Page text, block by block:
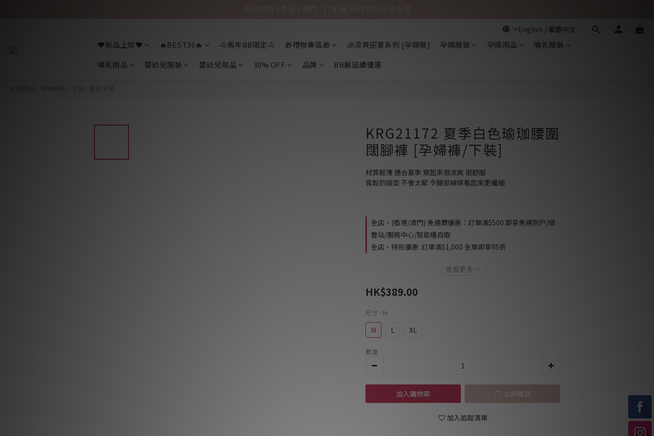
❤️新品上架❤️ 🔥BEST30🔥 🐴馬年BB限定🐴 🎁禮物專區🎁 🧊涼爽迎夏系列 [孕婦裝] 孕婦服裝 孕婦用品
哺乳服裝
哺乳用品
嬰幼兒服裝 嬰幼兒用品 30% OFF 品牌 BB展延續優惠
KRG21172 夏季白色瑜珈腰圍
闊腳褲 [孕婦褲/下裝]
材質輕薄 適合夏季 穿起來很涼爽 很舒服
寬鬆的版型 不會太緊 令腿部線條看起來更纖細
全店，(香港/澳門) 免運費優惠：訂單滿$500 即享免運到户/順
豐站/服務中心/智能櫃自取
全店，特別優惠: 訂單滿$1,000 全單即享95折
查看更多
HK$389.00
尺寸 : M
M L XL
數量
加入購物車 立即購買
加入追蹤清單